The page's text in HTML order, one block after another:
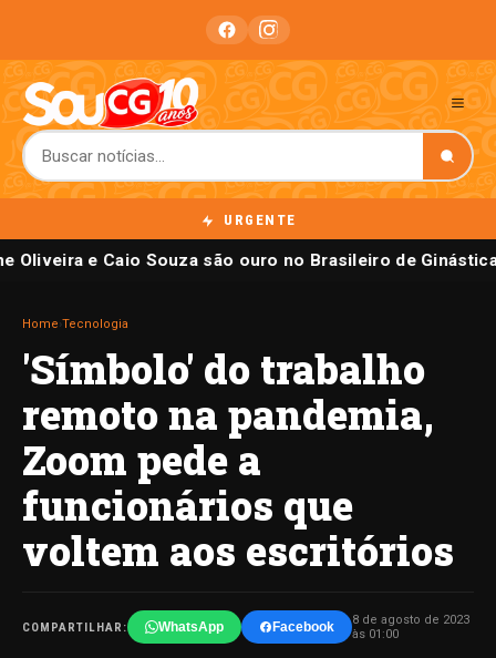
URGENTE
Oliveira e Caio Souza são ouro no Brasileiro de Ginástica
Home Tecnologia
'Símbolo' do trabalho
remoto na pandemia,
Zoom pede a
funcionários que
voltem aos escritórios
COMPARTILHAR: WhatsApp Facebook
8 de agosto de 2023
às 01:00